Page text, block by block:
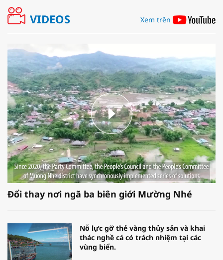
VIDEOS Xem trên
Đổi thay nơi ngã ba biên giới Mường Nhé
Nỗ lực gỡ thẻ vàng thủy sản và khai
thác nghề cá có trách nhiệm tại các
vùng biển.